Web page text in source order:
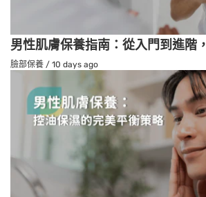
男性肌膚保養指南：從入門到進階
臉部保養 / 10 days ago